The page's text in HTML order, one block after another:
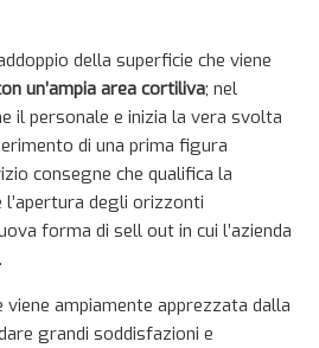
della superficie che viene
un’ampia area cortiliva; nel
il personale e inizia la vera svolta
di una prima figura
consegne che qualifica la
degli orizzonti
forma di sell out in cui l’azienda
ampiamente apprezzata dalla
grandi soddisfazioni e